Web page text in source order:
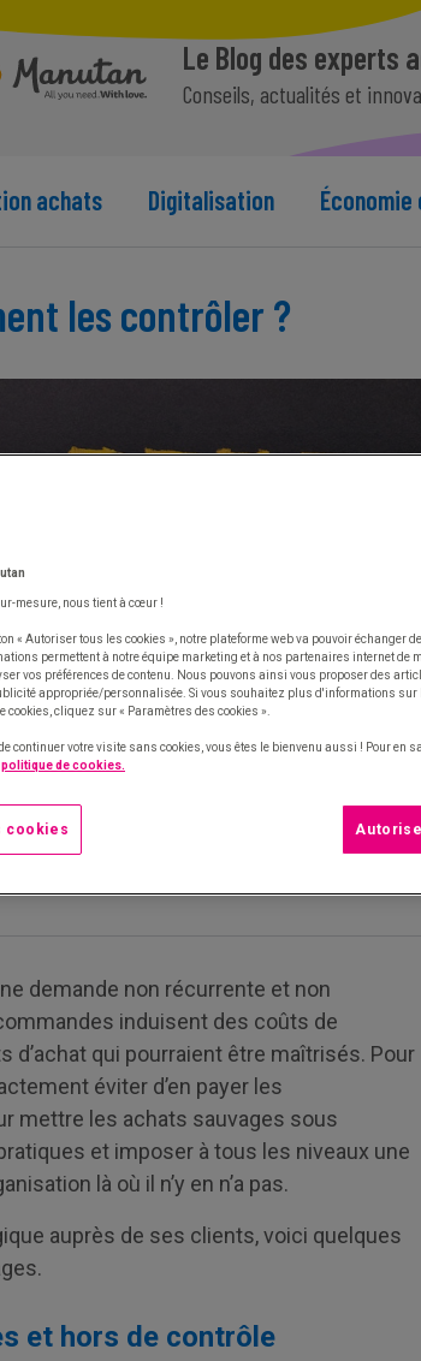
Le Blog des experts
Conseils, actualités et
achats Digitalisation
les contrôler ?
demande non récurrente et non
induisent des coûts de
qui pourraient être maîtrisés. Pour
éviter d’en payer les
mettre les achats sauvages sous
et imposer à tous les niveaux une
là où il n’y en n’a pas.
auprès de ses clients, voici quelques
et hors de contrôle
mesure, nous tient à cœur !
« Autoriser tous les cookies », notre plateforme web va pouvoir échanger
permettent à notre équipe marketing et à nos partenaires internet de
vos préférences de contenu. Nous pouvons ainsi vous proposer des
appropriée/personnalisée. Si vous souhaitez plus d'informations
cookies, cliquez sur « Paramètres des cookies ».
continuer votre visite sans cookies, vous êtes le bienvenu aussi ! Pour en
politique de cookies.
cookies